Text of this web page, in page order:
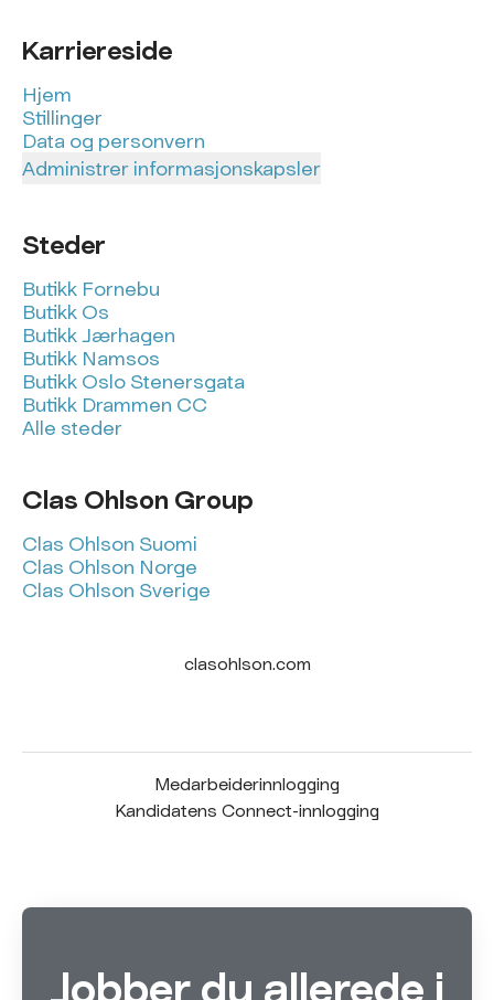
Karriereside
Hjem
Stillinger
Data og personvern
Administrer informasjonskapsler
Steder
Butikk Fornebu
Butikk Os
Butikk Jærhagen
Butikk Namsos
Butikk Oslo Stenersgata
Butikk Drammen CC
Alle steder
Clas Ohlson Group
Clas Ohlson Suomi
Clas Ohlson Norge
Clas Ohlson Sverige
clasohlson.com
Medarbeiderinnlogging
Kandidatens Connect-innlogging
Jobber du allerede i